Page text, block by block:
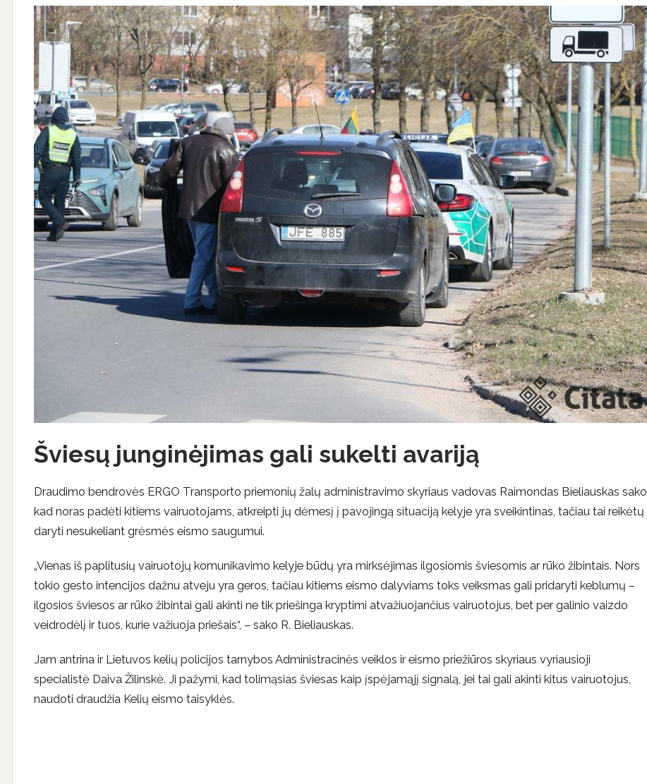
Šviesų junginėjimas gali sukelti avariją
Draudimo bendrovės ERGO Transporto priemonių žalų administravimo skyriaus vadovas Raimondas Bieliauskas sako,
kad noras padėti kitiems vairuotojams, atkreipti jų dėmesį į pavojingą situaciją kelyje yra sveikintinas, tačiau tai reikėtų
daryti nesukeliant grėsmės eismo saugumui.
„Vienas iš paplitusių vairuotojų komunikavimo kelyje būdų yra mirksėjimas ilgosiomis šviesomis ar rūko žibintais. Nors
tokio gesto intencijos dažnu atveju yra geros, tačiau kitiems eismo dalyviams toks veiksmas gali pridaryti keblumų –
ilgosios šviesos ar rūko žibintai gali akinti ne tik priešinga kryptimi atvažiuojančius vairuotojus, bet per galinio vaizdo
veidrodėlį ir tuos, kurie važiuoja priešais“, – sako R. Bieliauskas.
Jam antrina ir Lietuvos kelių policijos tarnybos Administracinės veiklos ir eismo priežiūros skyriaus vyriausioji
specialistė Daiva Žilinskė. Ji pažymi, kad tolimąsias šviesas kaip įspėjamąjį signalą, jei tai gali akinti kitus vairuotojus,
naudoti draudžia Kelių eismo taisyklės.